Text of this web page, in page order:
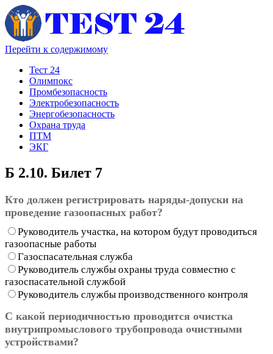
Перейти к содержимому
Тест 24
Олимпокс
Промбезопасность
Электробезопасность
Энергобезопасность
Охрана труда
ПТМ
ЭКГ
Б 2.10. Билет 7
Кто должен регистрировать наряды-допуски на
проведение газоопасных работ?
Руководитель участка, на котором будут проводиться
газоопасные работы
Газоспасательная служба
Руководитель службы охраны труда совместно с
газоспасательной службой
Руководитель службы производственного контроля
С какой периодичностью проводится очистка
внутрипромыслового трубопровода очистными
устройствами?